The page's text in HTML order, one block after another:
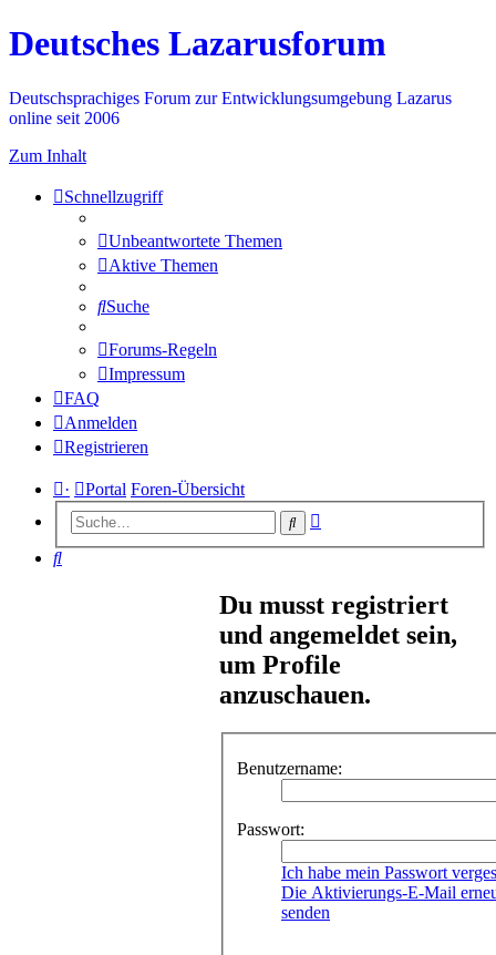
Deutsches Lazarusforum
Deutschsprachiges Forum zur Entwicklungsumgebung Lazarus
online seit 2006
Zum Inhalt
Schnellzugriff
Unbeantwortete Themen
Aktive Themen
Suche
Forums-Regeln
Impressum
FAQ
Anmelden
Registrieren
· Portal Foren-Übersicht
Suche
Suche
Du musst registriert
und angemeldet sein,
um Profile
anzuschauen.
Benutzername:
Passwort:
Ich habe mein Passwort
Die Aktivierungs-E-Mail
senden